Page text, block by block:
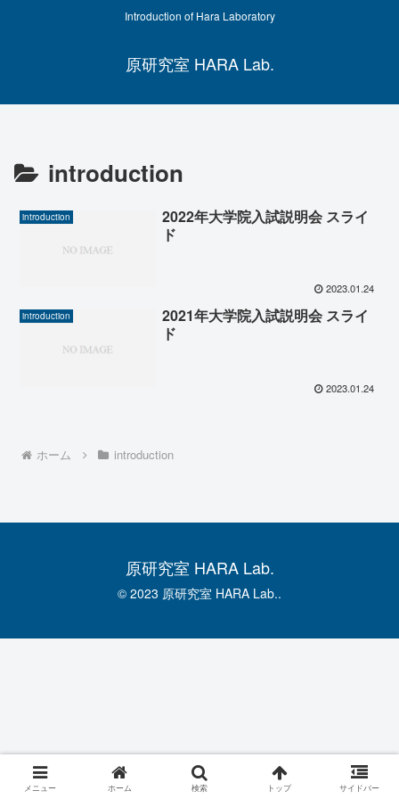
Introduction of Hara Laboratory
原研究室 HARA Lab.
introduction
introduction
2022年大学院入試説明会 スライ
ド
2023.01.24
introduction
2021年大学院入試説明会 スライ
ド
2023.01.24
ホーム introduction
原研究室 HARA Lab.
© 2023 原研究室 HARA Lab..
メニュー ホーム 検索 トップ サイドバー